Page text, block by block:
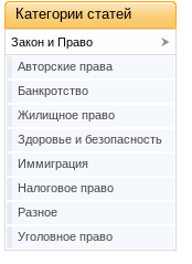
Категории статей
Закон и Право
Авторские права
Банкротство
Жилищное право
Здоровье и безопасность
Иммиграция
Налоговое право
Разное
Уголовное право